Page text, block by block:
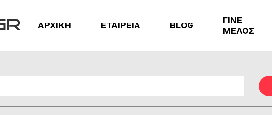
ΑΡΧΙΚΗ ΕΤΑΙΡΕΙΑ BLOG
ΓΙΝΕ
ΜΕΛΟΣ